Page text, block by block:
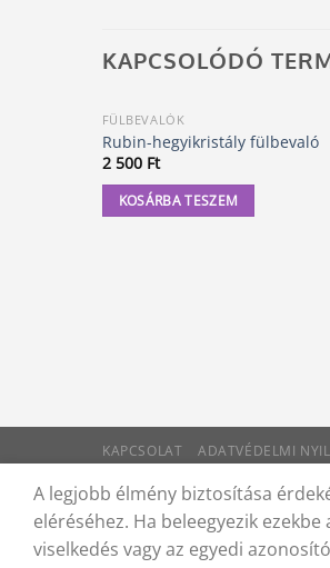
KAPCSOLÓDÓ
FÜLBEVALÓK
Rubin-hegyikristály fülbevaló
2 500 Ft
KOSÁRBA TESZEM
KAPCSOLAT ADATVÉDELMI
© 2012 - 2026 Trigon 9000 Kft.
A legjobb élmény biztosítása
eléréséhez. Ha beleegyezik
viselkedés vagy az egyedi